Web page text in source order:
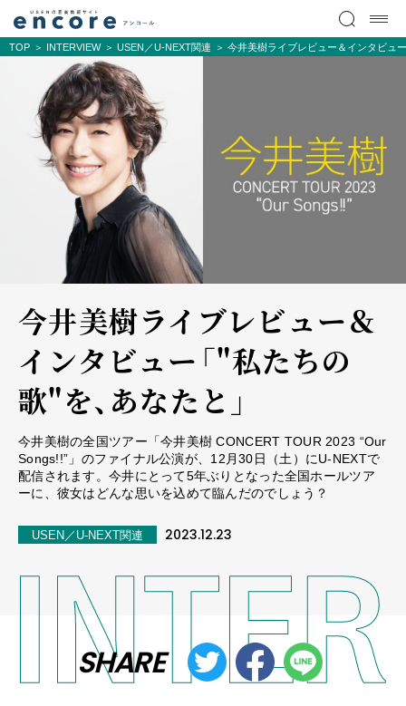
TOP INTERVIEW USEN／U-NEXT関連 今井美樹ライブレビュー＆インタビ
今井美樹ライブレビュー＆
インタビュー――「"私たちの
歌"を、あなたと」
今井美樹の全国ツアー「今井美樹 CONCERT TOUR 2023 “Our
Songs!!”」のファイナル公演が、12月30日（土）にU-NEXTで
配信されます。今井にとって5年ぶりとなった全国ホールツア
ーに、彼女はどんな思いを込めて臨んだのでしょう？
USEN／U-NEXT関連 2023.12.23
SHARE